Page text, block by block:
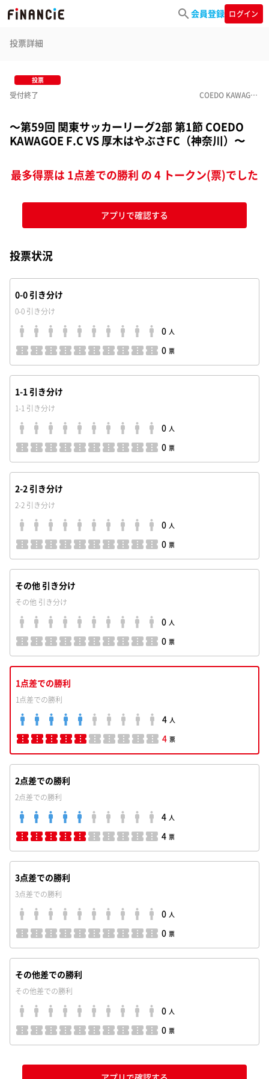
会員登録 ログイン
投票詳細
投票
受付終了 COEDO KAWAGOE F.C
～第59回 関東サッカーリーグ2部 第1節 COEDO
KAWAGOE F.C VS 厚木はやぶさFC（神奈川）〜
最多得票は 1点差での勝利 の 4 トークン(票)でした
アプリで確認する
投票状況
0-0 引き分け
0-0 引き分け
0 人
0 票
1-1 引き分け
1-1 引き分け
0 人
0 票
2-2 引き分け
2-2 引き分け
0 人
0 票
その他 引き分け
その他 引き分け
0 人
0 票
1点差での勝利
1点差での勝利
4 人
4 票
2点差での勝利
2点差での勝利
4 人
4 票
3点差での勝利
3点差での勝利
0 人
0 票
その他差での勝利
その他差での勝利
0 人
0 票